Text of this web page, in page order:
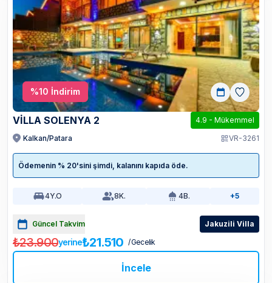
%10 İndirim
VİLLA SOLENYA 2 4.9 - Mükemmel
Kalkan/Patara
VR-3261
Ödemenin % 20'sini şimdi, kalanını kapıda öde.
4Y.O 8K. 4B. +5
Güncel Takvim Jakuzili Villa
₺23.900yerine₺21.510 / Gecelik
İncele